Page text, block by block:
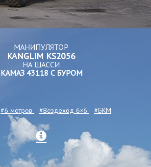
МАНИПУЛЯТОР
KANGLIM KS2056
НА ШАССИ
КАМАЗ 43118 С БУРОМ
#6 метров #Вездеход 6×6 #БКМ